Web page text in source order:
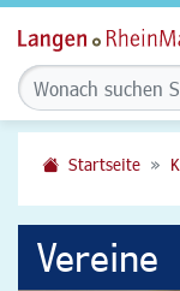
Startseite
Vereine